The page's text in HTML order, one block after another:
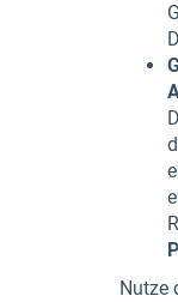
Nutze